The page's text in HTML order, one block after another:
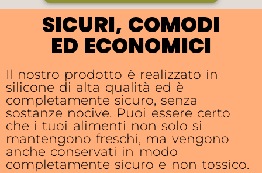
SICURI, COMODI
ED ECONOMICI
Il nostro prodotto è realizzato in
silicone di alta qualità ed è
completamente sicuro, senza
sostanze nocive. Puoi essere certo
che i tuoi alimenti non solo si
mantengono freschi, ma vengono
anche conservati in modo
completamente sicuro e non tossico.